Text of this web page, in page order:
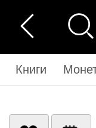
Книги